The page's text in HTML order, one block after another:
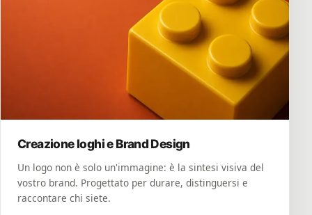
Creazione loghi e Brand Design
Un logo non è solo un'immagine: è la sintesi visiva del
vostro brand. Progettato per durare, distinguersi e
raccontare chi siete.